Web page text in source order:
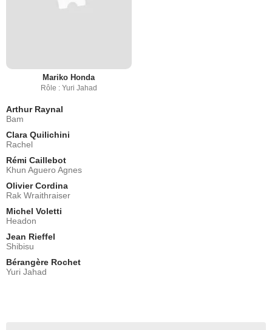
Mariko Honda
Rôle : Yuri Jahad
Arthur Raynal
Bam
Clara Quilichini
Rachel
Rémi Caillebot
Khun Aguero Agnes
Olivier Cordina
Rak Wraithraiser
Michel Voletti
Headon
Jean Rieffel
Shibisu
Bérangère Rochet
Yuri Jahad